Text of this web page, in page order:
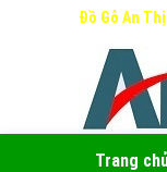
Đồ Gỗ An
Trang